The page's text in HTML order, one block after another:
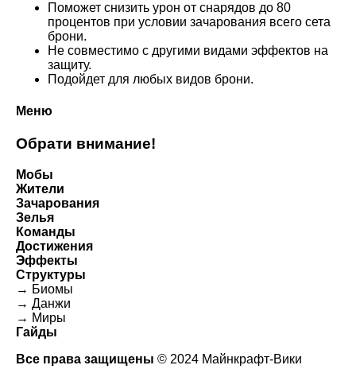
Поможет снизить урон от снарядов до 80
процентов при условии зачарования всего сета
брони.
Не совместимо с другими видами эффектов на
защиту.
Подойдет для любых видов брони.
Меню
Обрати внимание!
Мобы
Жители
Зачарования
Зелья
Команды
Достижения
Эффекты
Структуры
→ Биомы
→ Данжи
→ Миры
Гайды
Все права защищены © 2024 Майнкрафт-Вики